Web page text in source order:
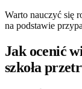
Warto nauczyć się
na podstawie
Jak ocenić
szkoła